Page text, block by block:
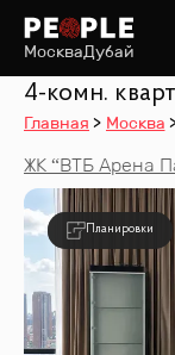
МоскваДубай
4-комн.
Главная Москва
ЖК “ВТБ Арена
Планировки